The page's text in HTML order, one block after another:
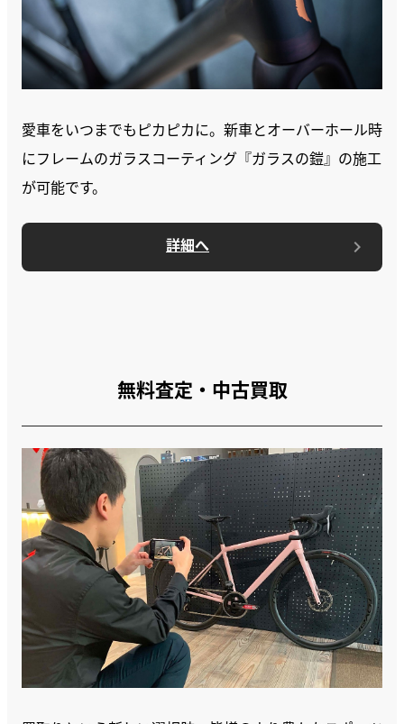
愛車をいつまでもピカピカに。新車とオーバーホール時
にフレームのガラスコーティング『ガラスの鎧』の施工
が可能です。
詳細へ
無料査定・中古買取